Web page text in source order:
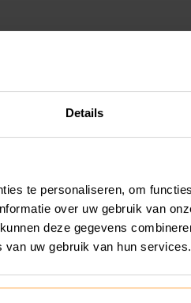
Details
te personaliseren, om
over uw gebruik van
deze gegevens
uw gebruik van hun services.